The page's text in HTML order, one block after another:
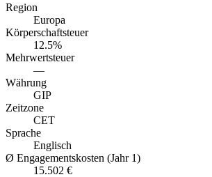
Region
Europa
Körperschaftsteuer
12.5%
Mehrwertsteuer
—
Währung
GIP
Zeitzone
CET
Sprache
Englisch
Ø Engagementskosten (Jahr 1)
15.502 €